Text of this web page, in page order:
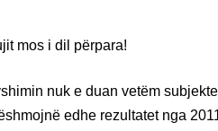
mos i dil përpara!
nuk e duan vetëm
edhe rezultatet nga